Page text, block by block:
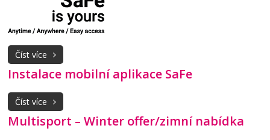
Číst více
Instalace mobilní aplikace SaFe
Číst více
Multisport – Winter offer/zimní nabídka